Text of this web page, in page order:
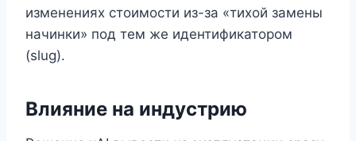
изменениях стоимости из-за «тихой замены
начинки» под тем же идентификатором
(slug).
Влияние на индустрию